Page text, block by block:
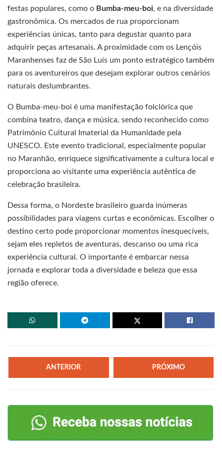
festas populares, como o Bumba-meu-boi, e na diversidade
gastronômica. Os mercados de rua proporcionam
experiências únicas, tanto para degustar quanto para
adquirir peças artesanais. A proximidade com os Lençóis
Maranhenses faz de São Luís um ponto estratégico também
para os aventureiros que desejam explorar outros cenários
naturais deslumbrantes.
O Bumba-meu-boi é uma manifestação folclórica que
combina teatro, dança e música, sendo reconhecido como
Patrimônio Cultural Imaterial da Humanidade pela
UNESCO. Este evento tradicional, especialmente popular
no Maranhão, enriquece significativamente a cultura local e
proporciona ao visitante uma experiência autêntica de
celebração brasileira.
Dessa forma, o Nordeste brasileiro guarda inúmeras
possibilidades para viagens curtas e econômicas. Escolher o
destino certo pode proporcionar momentos inesquecíveis,
sejam eles repletos de aventuras, descanso ou uma rica
experiência cultural. O importante é embarcar nessa
jornada e explorar toda a diversidade e beleza que essa
região oferece.
ANTERIOR PRÓXIMO